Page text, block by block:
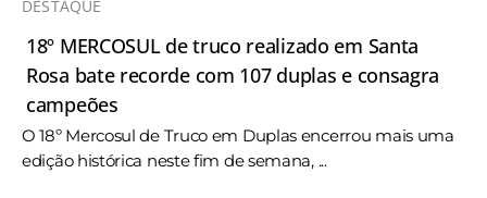
DESTAQUE
18º MERCOSUL de truco realizado em Santa
Rosa bate recorde com 107 duplas e consagra
campeões
O 18º Mercosul de Truco em Duplas encerrou mais uma
edição histórica neste fim de semana, ...